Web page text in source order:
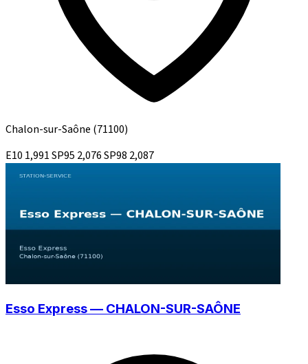
Chalon-sur-Saône (71100)
E10 1,991SP95 2,076SP98 2,087
Esso Express — CHALON-SUR-SAÔNE